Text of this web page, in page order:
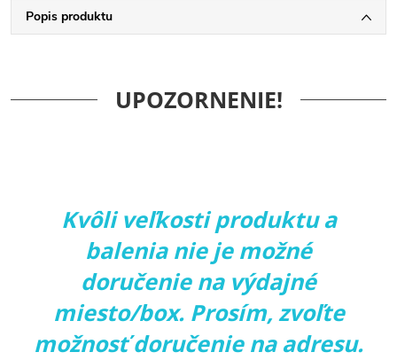
Popis produktu
UPOZORNENIE!
Kvôli veľkosti produktu a
balenia nie je možné
doručenie na výdajné
miesto/box. Prosím, zvoľte
možnosť doručenie na adresu.